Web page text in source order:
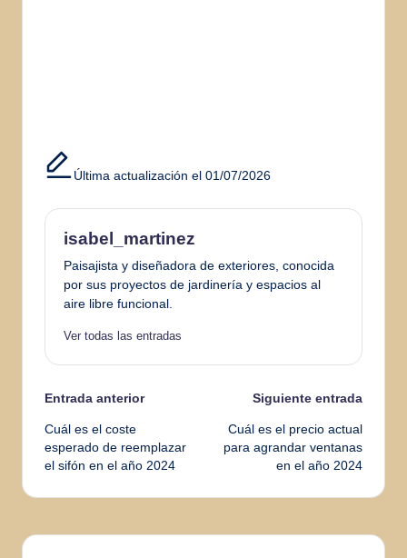
Última actualización el 01/07/2026
isabel_martinez
Paisajista y diseñadora de exteriores, conocida
por sus proyectos de jardinería y espacios al
aire libre funcional.
Ver todas las entradas
Navegación
de
entradas
Entrada anterior
Cuál es el coste
esperado de reemplazar
el sifón en el año 2024
Siguiente entrada
Cuál es el precio actual
para agrandar ventanas
en el año 2024